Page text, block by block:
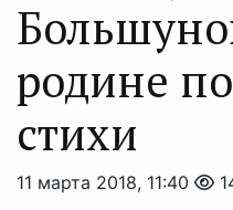
родине
стихи
11 марта 2018, 11:40